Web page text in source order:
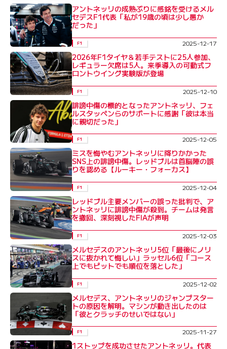
アントネッリの成熟ぶりに感銘を受けるメル
セデスF1代表「私が19歳の頃は少し愚か
だった」
F1 2025-12-17
2026年F1タイヤ＆若手テストに25人参加、
レギュラー欠席は5人。来季導入の可動式フ
ロントウイング実験版が登場
F1 2025-12-10
誹謗中傷の標的となったアントネッリ、フェ
ルスタッペンらのサポートに感謝「彼は本当
に親切だった」
F1 2025-12-05
ミスを悔やむアントネッリに降りかかった
SNS上の誹謗中傷。レッドブルは首脳陣の誤
りを認める【ルーキー・フォーカス】
F1 2025-12-04
レッドブル主要メンバーの誤った批判で、ア
ントネッリに誹謗中傷が殺到。チームは発言
を撤回、深刻視したFIAが声明
F1 2025-12-03
メルセデスのアントネッリ5位「最後にノリ
スに抜かれて悔しい」ラッセル6位「コース
上でもピットでも順位を落とした」
F1 2025-12-02
メルセデス、アントネッリのジャンプスター
トの原因を解明。マシンが動き出したのは
「彼とクラッチのせいではない」
F1 2025-11-27
1ストップを成功させたアントネッリ。代表